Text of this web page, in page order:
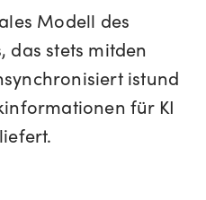
Modell des
das stets mitden
synchronisiert istund
für KI